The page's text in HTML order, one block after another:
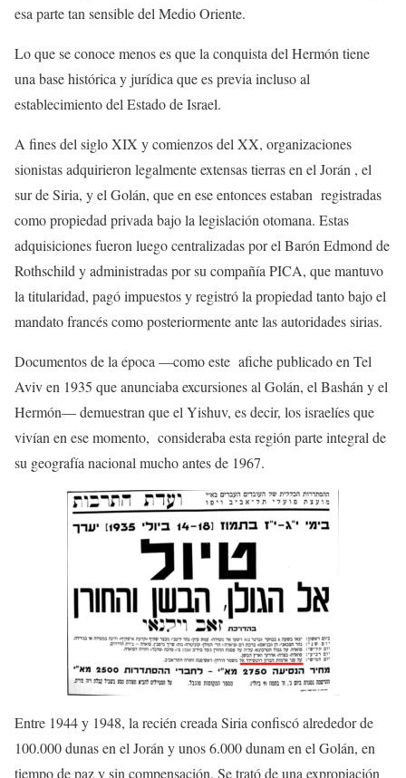
esa parte tan sensible del Medio Oriente.
Lo que se conoce menos es que la conquista del Hermón tiene
una base histórica y jurídica que es previa incluso al
establecimiento del Estado de Israel.
A fines del siglo XIX y comienzos del XX, organizaciones
sionistas adquirieron legalmente extensas tierras en el Jorán , el
sur de Siria, y el Golán, que en ese entonces estaban registradas
como propiedad privada bajo la legislación otomana. Estas
adquisiciones fueron luego centralizadas por el Barón Edmond de
Rothschild y administradas por su compañía PICA, que mantuvo
la titularidad, pagó impuestos y registró la propiedad tanto bajo el
mandato francés como posteriormente ante las autoridades sirias.
Documentos de la época —como este afiche publicado en Tel
Aviv en 1935 que anunciaba excursiones al Golán, el Bashán y el
Hermón— demuestran que el Yishuv, es decir, los israelíes que
vivían en ese momento, consideraba esta región parte integral de
su geografía nacional mucho antes de 1967.
Entre 1944 y 1948, la recién creada Siria confiscó alrededor de
100.000 dunas en el Jorán y unos 6.000 dunam en el Golán, en
tiempo de paz y sin compensación. Se trató de una expropiación